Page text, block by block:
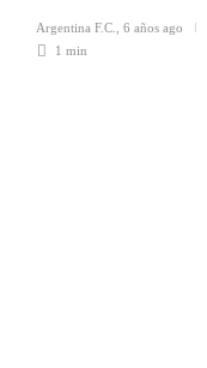
Argentina F.C.
6 años ago
1 min